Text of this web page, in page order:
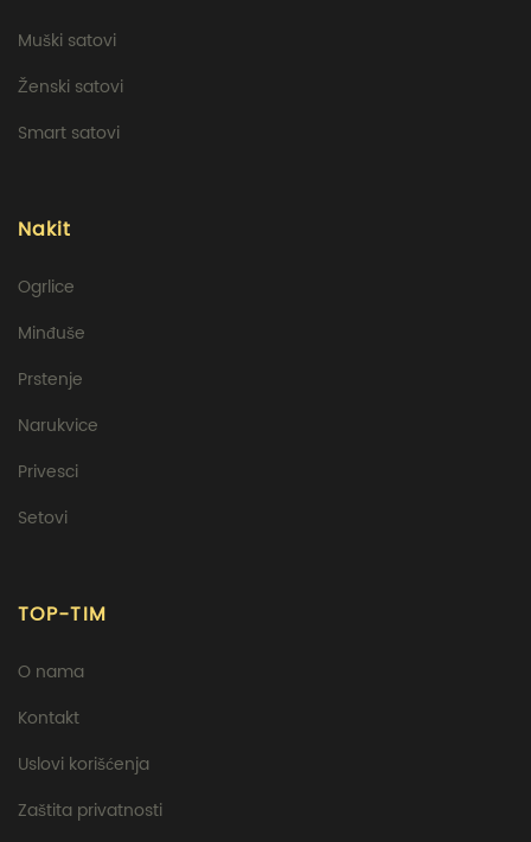
Muški satovi
Ženski satovi
Smart satovi
Nakit
Ogrlice
Minđuše
Prstenje
Narukvice
Privesci
Setovi
TOP-TIM
O nama
Kontakt
Uslovi korišćenja
Zaštita privatnosti